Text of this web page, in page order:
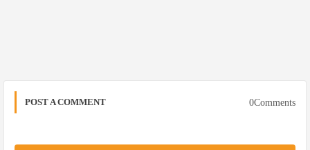
POST A COMMENT 0Comments